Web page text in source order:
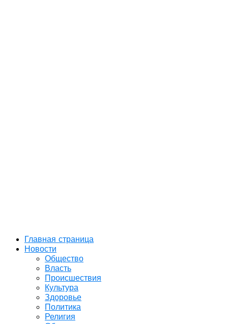
Главная страница
Новости
Общество
Власть
Происшествия
Культура
Здоровье
Политика
Религия